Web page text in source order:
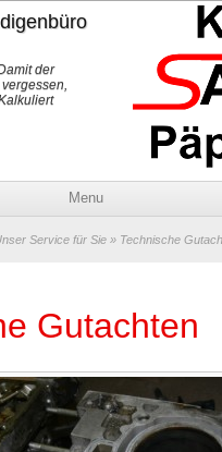
der
Menu
Service für Sie » Technische
Gutachten